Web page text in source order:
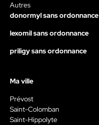
Autres
donormyl sans ordonnance
lexomil sans ordonnance
priligy sans ordonnance
Ma ville
Prévost
Saint-Colomban
Saint-Hippolyte